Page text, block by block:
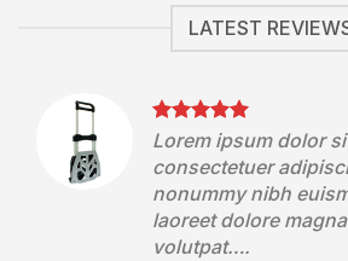
LATEST
Lorem ipsum dolor
consectetuer
nonummy nibh
laoreet dolore
volutpat….